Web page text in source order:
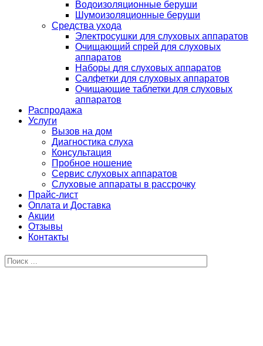
Водоизоляционные беруши
Шумоизоляционные беруши
Средства ухода
Электросушки для слуховых аппаратов
Очищающий спрей для слуховых
аппаратов
Наборы для слуховых аппаратов
Салфетки для слуховых аппаратов
Очищающие таблетки для слуховых
аппаратов
Распродажа
Услуги
Вызов на дом
Диагностика слуха
Консультация
Пробное ношение
Сервис слуховых аппаратов
Слуховые аппараты в рассрочку
Прайс-лист
Оплата и Доставка
Акции
Отзывы
Контакты